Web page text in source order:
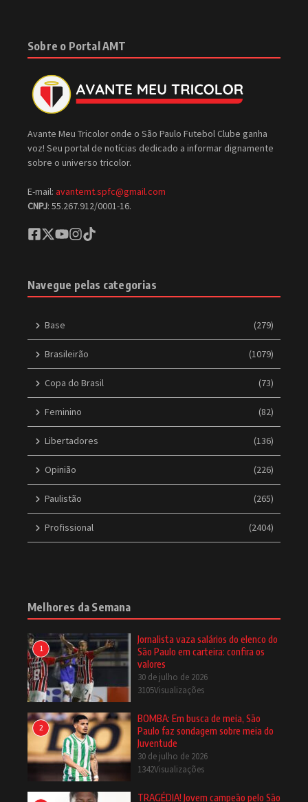
Sobre o Portal AMT
Avante Meu Tricolor onde o São Paulo Futebol Clube ganha
voz! Seu portal de notícias dedicado a informar dignamente
sobre o universo tricolor.
E-mail: avantemt.spfc@gmail.com
CNPJ: 55.267.912/0001-16.
Navegue pelas categorias
Base (279)
Brasileirão (1079)
Copa do Brasil (73)
Feminino (82)
Libertadores (136)
Opinião (226)
Paulistão (265)
Profissional (2404)
Melhores da Semana
1
Jornalista vaza salários do elenco do
São Paulo em carteira: confira os
valores
30 de julho de 2026
3105Visualizações
2
BOMBA: Em busca de meia, São
Paulo faz sondagem sobre meia do
Juventude
30 de julho de 2026
1342Visualizações
TRAGÉDIA! Jovem campeão pelo São